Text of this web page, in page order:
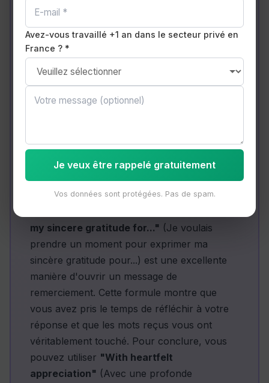
accompagnement
Thank you for believing in me
Merci d'avoir cru en moi
Votre reconnaissance compte beaucoup
pour moi
Dans un e-mail professionnel, commencer
my sincere gratitude for..." (Je voulais
prendre un moment pour exprimer ma
sincère gratitude pour...) est une excellente
manière d'ouvrir un message de
remerciement. Cette formule montre que
vous avez pris le temps de réfléchir à votre
réponse et que les mots reçus vous ont
véritablement touché. Pour conclure, vous
pouvez utiliser "With heartfelt
appreciation" (Avec une profonde
Avez-vous travaillé +1 an dans le secteur privé en
France ? *
Je veux être rappelé gratuitement
Vos données sont protégées. Pas de spam.